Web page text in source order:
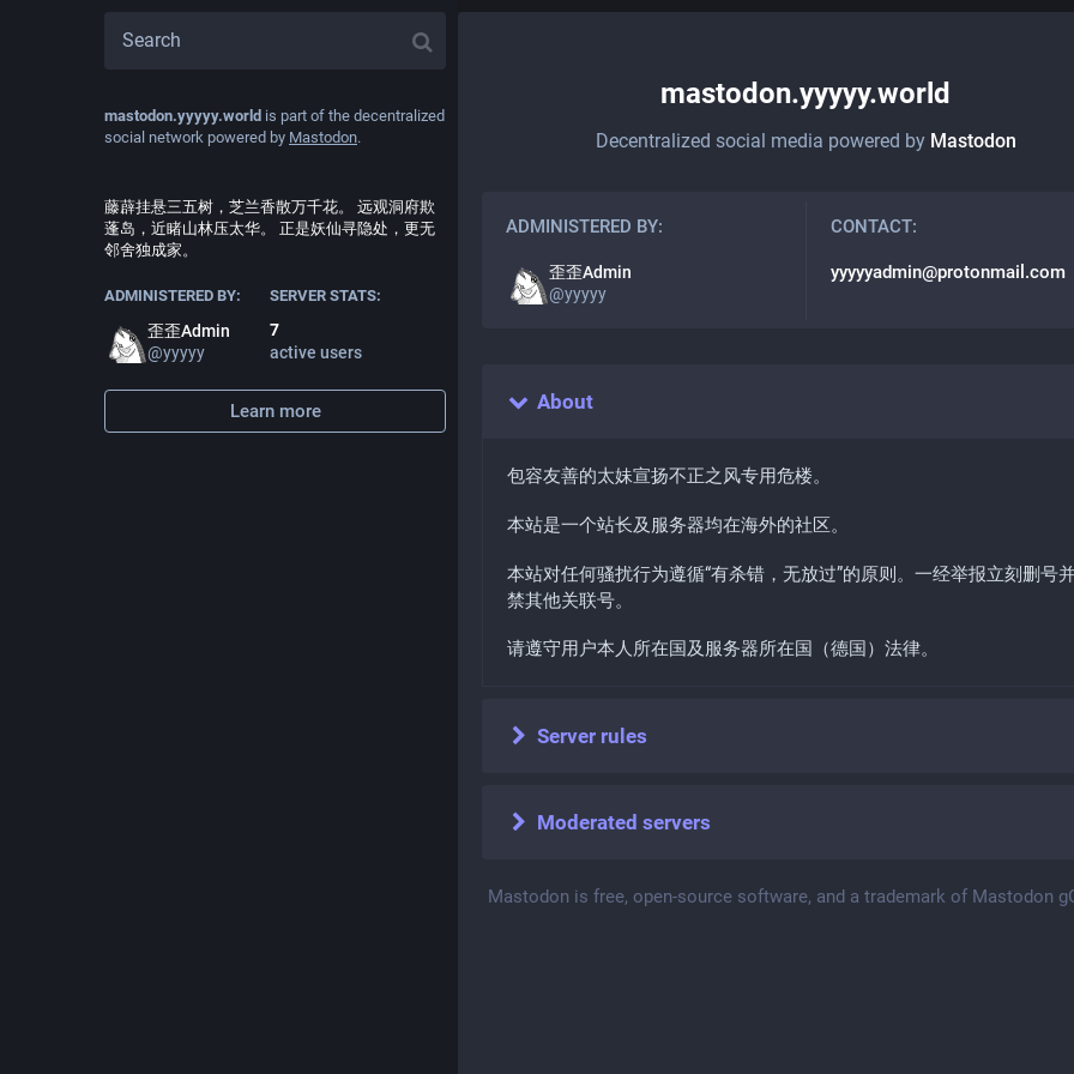
mastodon.yyyyy.world is part of the decentralized
social network powered by Mastodon.
藤薜挂悬三五树，芝兰香散万千花。 远观洞府欺
蓬岛，近睹山林压太华。 正是妖仙寻隐处，更无
邻舍独成家。
ADMINISTERED BY:
歪歪Admin
@yyyyy
SERVER STATS:
7
active users
Learn more
mastodon.yyyyy.world
Decentralized social media powered by Mastodon
ADMINISTERED BY:
歪歪Admin
@yyyyy
CONTACT:
yyyyyadmin@protonmail.com
About
包容友善的太妹宣扬不正之风专用危楼。
本站是一个站长及服务器均在海外的社区。
本站对任何骚扰行为遵循“有杀错，无放过”的原则。一经举报立刻删号
禁其他关联号。
请遵守用户本人所在国及服务器所在国（德国）法律。
Server rules
Moderated servers
Mastodon is free, open-source software, and a trademark of Mastodon